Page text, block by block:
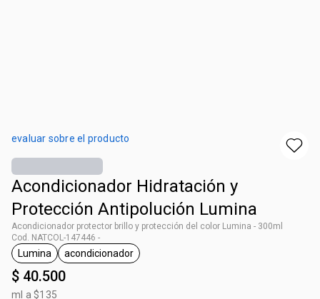
evaluar sobre el producto
Acondicionador Hidratación y
Protección Antipolución Lumina
Acondicionador protector brillo y protección del color Lumina - 300ml
Cod. NATCOL-147446 -
general.tag Lumina
Lumina
general.tag acondicionador
acondicionador
$ 40.500
ml a $135